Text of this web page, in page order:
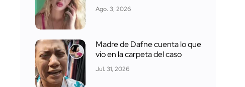
Ago. 3, 2026
Madre de Dafne cuenta lo que
vio en la carpeta del caso
Jul. 31, 2026